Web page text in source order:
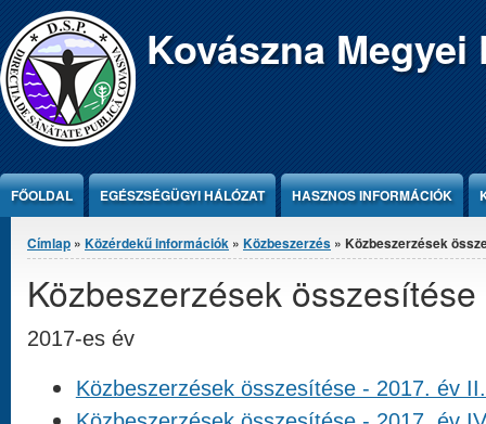
Jump to Content Kovászna
FŐOLDAL EGÉSZSÉGÜGYI HÁLÓZAT HASZNOS INFORMÁCIÓK
Jelenlegi hely
Címlap » Közérdekű információk » Közbeszerzés » Közbeszerzések
Közbeszerzések összesítése
2017-es év
Közbeszerzések összesítése - 2017. év